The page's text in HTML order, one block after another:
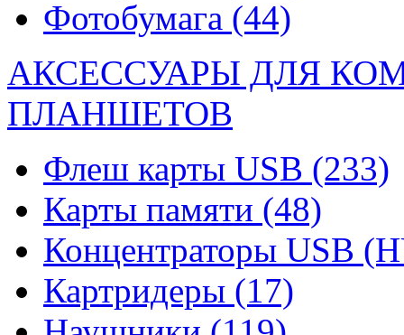
Фотобумага (44)
АКСЕССУАРЫ ДЛЯ
ПЛАНШЕТОВ
Флеш карты USB (233)
Карты памяти (48)
Концентраторы USB
Картридеры (17)